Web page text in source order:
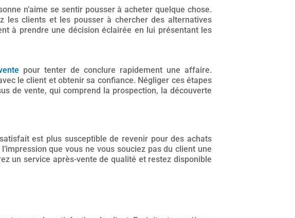
n’aime se sentir pousser à acheter quelque chose.
les clients et les pousser à chercher des alternatives
à prendre une décision éclairée en lui présentant les
pour tenter de conclure rapidement une affaire.
le client et obtenir sa confiance. Négliger ces étapes
de vente, qui comprend la prospection, la découverte
est plus susceptible de revenir pour des achats
que vous ne vous souciez pas du client une
un service après-vente de qualité et restez disponible